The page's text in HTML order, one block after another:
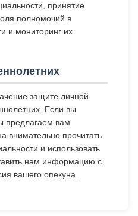
принятие
полномочий в
и мониторинг их
защите личной
Если вы
предлагаем вам
внимательно прочитать
и использовать
нам информацию с
вашего опекуна.